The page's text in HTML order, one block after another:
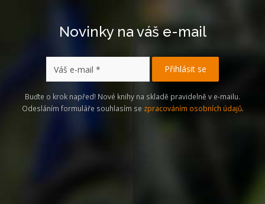
Novinky na váš e-mail
Buďte o krok napřed! Nové knihy na skladě pravidelně v e-mailu.
Odesláním formuláře souhlasím se zpracováním osobních údajů.